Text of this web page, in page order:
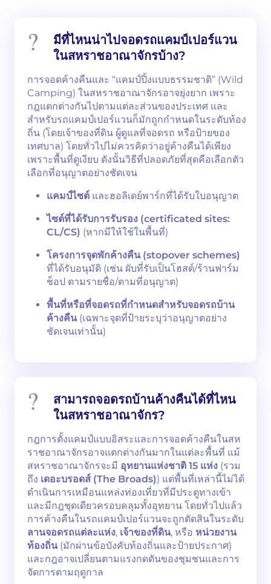
มีที่ไหนน่าไปจอดรถแคมป์เปอร์แวน
ในสหราชอาณาจักรบ้าง?
การจอดค้างคืนและ “แคมป์ปิ้งแบบธรรมชาติ” (Wild
Camping) ในสหราชอาณาจักรอาจยุ่งยาก เพราะ
กฎแตกต่างกันไปตามแต่ละส่วนของประเทศ และ
สำหรับรถแคมป์เปอร์แวนก็มักถูกกำหนดในระดับท้อง
ถิ่น (โดยเจ้าของที่ดิน ผู้ดูแลที่จอดรถ หรือป้ายของ
เทศบาล) โดยทั่วไปไม่ควรคิดว่าอยู่ค้างคืนได้เพียง
เพราะพื้นที่ดูเงียบ ดังนั้นวิธีที่ปลอดภัยที่สุดคือเลือกตัว
เลือกที่อนุญาตอย่างชัดเจน
แคมป์ไซต์ และฮอลิเดย์พาร์กที่ได้รับใบอนุญาต
ไซต์ที่ได้รับการรับรอง (certificated sites:
CL/CS) (หากมีให้ใช้ในพื้นที่)
โครงการจุดพักค้างคืน (stopover schemes)
ที่ได้รับอนุมัติ (เช่น ผับที่รับเป็นโฮสต์/ร้านฟาร์ม
ช็อป ตามรายชื่อ/ตามที่อนุญาต)
พื้นที่หรือที่จอดรถที่กำหนดสำหรับจอดรถบ้าน
ค้างคืน(เฉพาะจุดที่ป้ายระบุว่าอนุญาตอย่าง
ชัดเจนเท่านั้น)
สามารถจอดรถบ้านค้างคืนได้ที่ไหน
ในสหราชอาณาจักร?
กฎการตั้งแคมป์แบบอิสระและการจอดค้างคืนในสห
ราชอาณาจักรอาจแตกต่างกันมากในแต่ละพื้นที่ แม้
สหราชอาณาจักรจะมี อุทยานแห่งชาติ 15 แห่ง (รวม
ถึง เดอะบรอดส์ (The Broads)) แต่พื้นที่เหล่านี้ไม่ได้
ดำเนินการเหมือนแหล่งท่องเที่ยวที่มีประตูทางเข้า
และมีกฎชุดเดียวครอบคลุมทั้งอุทยาน โดยทั่วไปแล้ว
การค้างคืนในรถแคมป์เปอร์แวนจะถูกตัดสินในระดับ
ลานจอดรถแต่ละแห่ง, เจ้าของที่ดิน, หรือ หน่วยงาน
ท้องถิ่น(มักผ่านข้อบังคับท้องถิ่นและป้ายประกาศ)
และกฎอาจเปลี่ยนตามแรงกดดันของชุมชนและการ
จัดการตามฤดูกาล